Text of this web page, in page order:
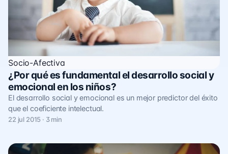
Socio-Afectiva
¿Por qué es fundamental el desarrollo social y
emocional en los niños?
El desarrollo social y emocional es un mejor predictor del éxito
que el coeficiente intelectual.
22 jul 2015 · 3 min